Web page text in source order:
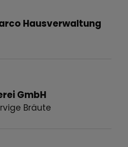
Hausverwaltung
GmbH
Bräute